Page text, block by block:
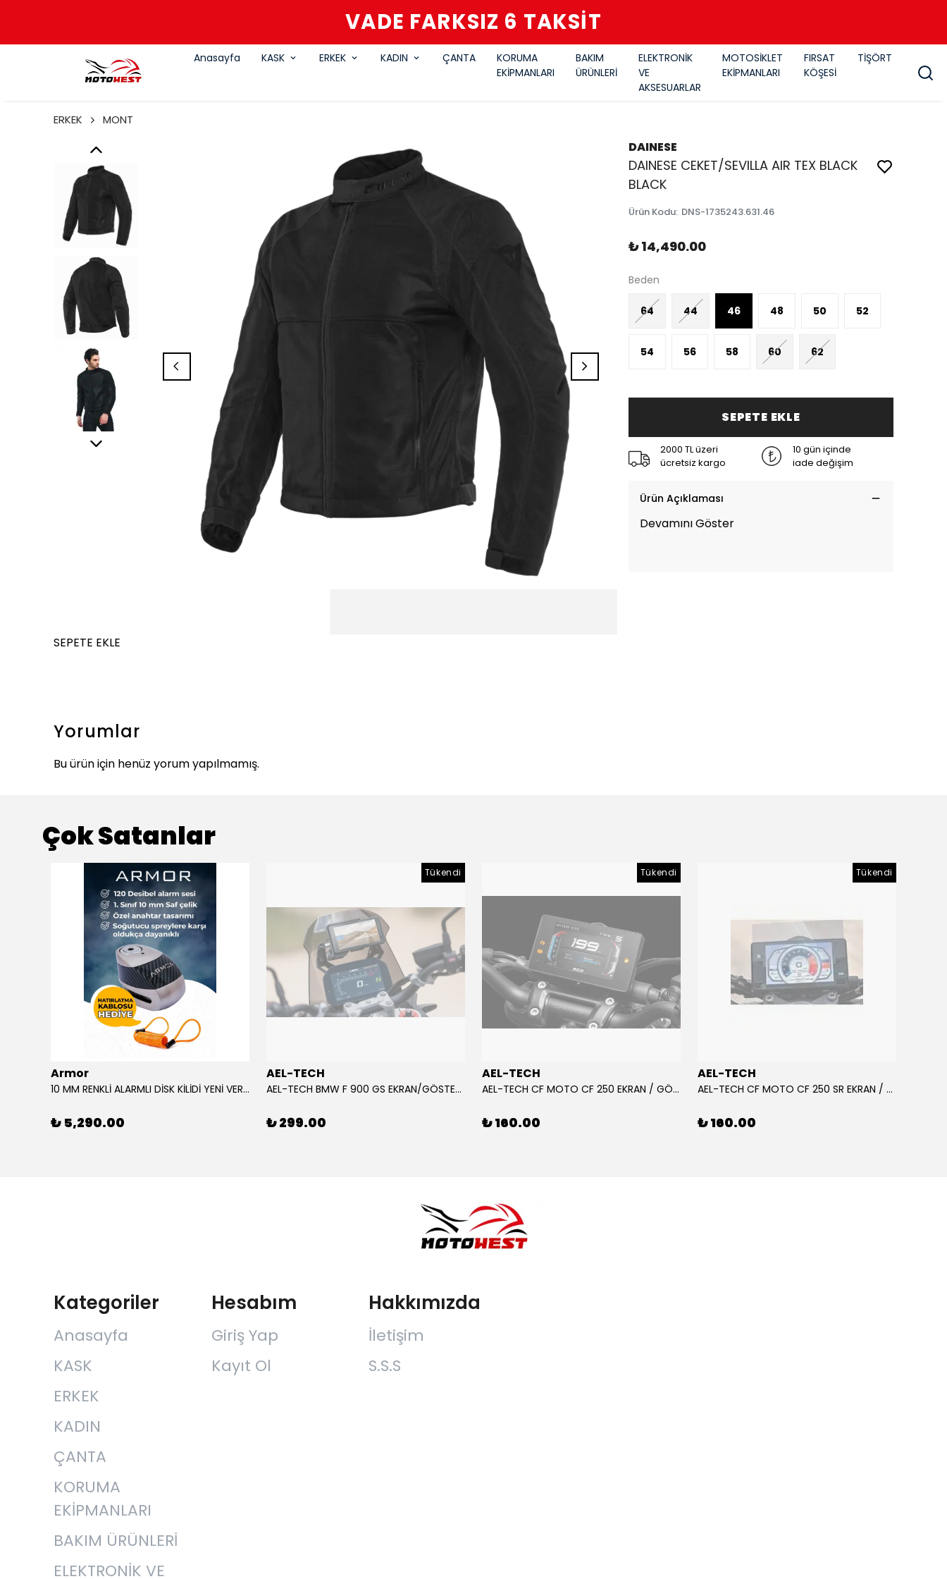
VADE FARKSIZ 6 TAKSİT
Anasayfa KASK ERKEK KADIN ÇANTA
KORUMA
EKİPMANLARI
BAKIM
ÜRÜNLERİ
ELEKTRONİK
VE
AKSESUARLAR
MOTOSİKLET
EKİPMANLARI
FIRSAT
KÖŞESİ
TİŞÖRT
ERKEK MONT
DAINESE
DAINESE CEKET/SEVILLA AIR TEX BLACK
BLACK
Ürün Kodu: DNS-1735243.631.46
₺ 14,490.00
Beden
64 44 46 48 50 52
54 56 58 60 62
SEPETE EKLE
2000 TL üzeri
ücretsiz kargo
10 gün içinde
iade değişim
Ürün Açıklaması
Devamını Göster
SEPETE EKLE
Yorumlar
Bu ürün için henüz yorum yapılmamış.
Çok Satanlar
Armor
10 MM RENKLİ ALARMLI DİSK KİLİDİ YENİ VERSİYON
₺ 5,290.00
Tükendi
AEL-TECH
AEL-TECH BMW F 900 GS EKRAN/GÖSTERGE KORUYUCU 2024-2025
₺ 299.00
Tükendi
AEL-TECH
AEL-TECH CF MOTO CF 250 EKRAN / GÖSTERGE KORUYUCU 2020-2022
₺ 160.00
Tükendi
AEL-TECH
AEL-TECH CF MOTO CF 250 SR EKRAN / GÖSTERGE KORUYUCU 2023-2025
₺ 160.00
Kategoriler
Anasayfa
KASK
ERKEK
KADIN
ÇANTA
KORUMA
EKİPMANLARI
BAKIM ÜRÜNLERİ
ELEKTRONİK VE
Hesabım
Giriş Yap
Kayıt Ol
Hakkımızda
İletişim
S.S.S